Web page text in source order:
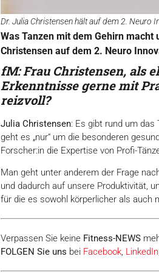
Dr. Julia Christensen hält auf dem 2. Neuro
Was Tanzen mit dem Gehirn
Christensen auf dem 2. Neuro
fM: Frau Christensen, als
Erkenntnisse gerne mit
reizvoll?
Julia Christensen: Es gibt rund um das
geht es „nur“ um die besonderen
Forscher:in die Expertise von Profi-
Man geht unter anderem der Frage
und dadurch auf unsere Produktivität,
für die es sowohl körperlicher als auch
Verpassen Sie keine Fitness-NEWS
FOLGEN Sie uns bei Facebook, LinkedIn